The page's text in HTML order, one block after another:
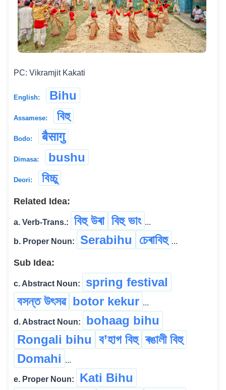
PC: Vikramjit Kakati
English: Bihu
Assamese: বিহু
Bodo: बैसागु
Dimasa: bushu
Deori: বিচ্চু
Related Idea:
a. Verb-Trans.: বিহু উৰা বিহু ভাং ...
b. Proper Noun: Serabihu চেৰাবিহু ...
Sub Idea:
c. Abstract Noun:
spring festival
বসন্ত উৎসৱ botor kekur ...
d. Abstract Noun:
bohaag bihu
Rongali bihu ব’হাগ বিহু ৰঙালী বিহু
Domahi ...
e. Proper Noun: Kati Bihu